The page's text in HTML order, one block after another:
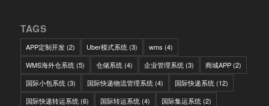
TAGS
APP定制开发(2) Uber模式系统 (3) wms (4)
WMS海外仓系统 (5) 仓储系统 (4) 企业管理系统 (3) 商城APP(2)
国际小包系统 (3) 国际快递物流管理系统 (4) 国际快递系统 (12)
国际快递转运系统 (6) 国际转运系统 (4) 国际集运系统 (2)